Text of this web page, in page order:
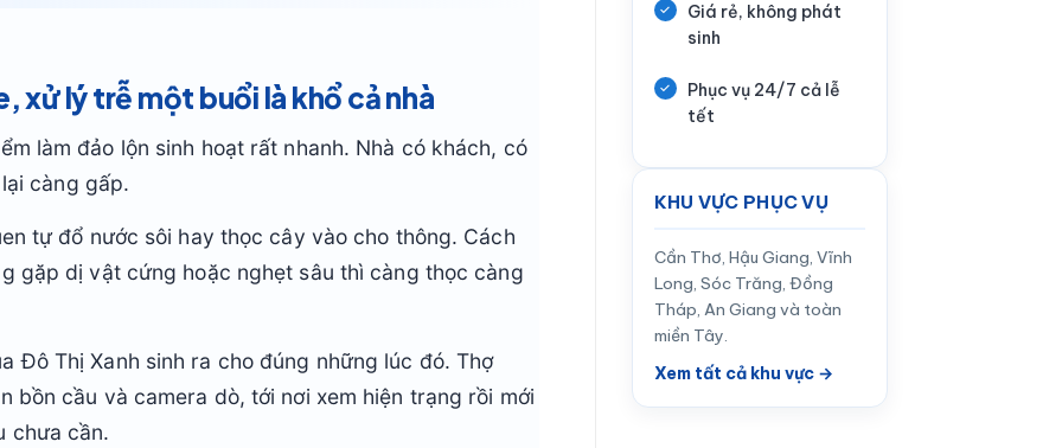
xử lý trễ một buổi là khổ cả nhà
làm đảo lộn sinh hoạt rất nhanh. Nhà có khách, có
càng gấp.
tự đổ nước sôi hay thọc cây vào cho thông. Cách
gặp dị vật cứng hoặc nghẹt sâu thì càng thọc càng
Đô Thị Xanh sinh ra cho đúng những lúc đó. Thợ
bồn cầu và camera dò, tới nơi xem hiện trạng rồi mới
chưa cần.
Giá rẻ, không phát
sinh
Phục vụ 24/7 cả lễ
tết
KHU VỰC PHỤC VỤ
Cần Thơ, Hậu Giang, Vĩnh
Long, Sóc Trăng, Đồng
Tháp, An Giang và toàn
miền Tây.
Xem tất cả khu vực →